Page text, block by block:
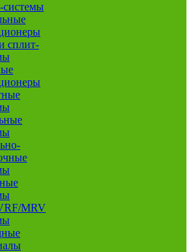
сплит-
MRV